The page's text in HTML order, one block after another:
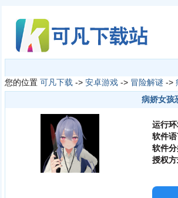
您的位置 可凡下载 -> 安卓游戏 -> 冒险解谜 ->
病娇女孩
运行环
软件语
软件分
授权方